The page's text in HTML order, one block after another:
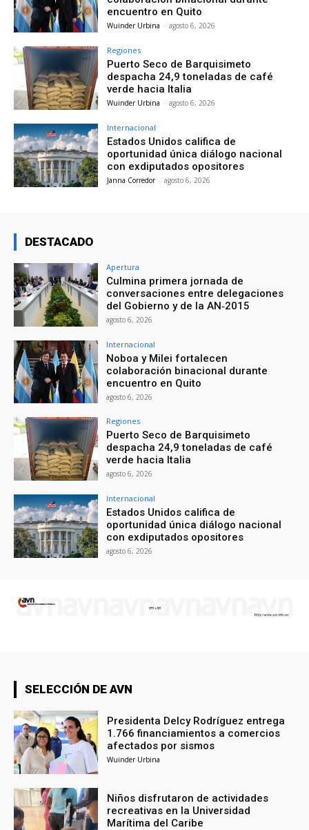
encuentro en Quito
Wuinder Urbina - agosto 6, 2026
Regiones
Puerto Seco de Barquisimeto
despacha 24,9 toneladas de café
verde hacia Italia
Wuinder Urbina - agosto 6, 2026
Internacional
Estados Unidos califica de
oportunidad única diálogo nacional
con exdiputados opositores
Janna Corredor - agosto 6, 2026
DESTACADO
Apertura
Culmina primera jornada de
conversaciones entre delegaciones
del Gobierno y de la AN‑2015
agosto 6, 2026
Internacional
Noboa y Milei fortalecen
colaboración binacional durante
encuentro en Quito
agosto 6, 2026
Regiones
Puerto Seco de Barquisimeto
despacha 24,9 toneladas de café
verde hacia Italia
agosto 6, 2026
Internacional
Estados Unidos califica de
oportunidad única diálogo nacional
con exdiputados opositores
agosto 6, 2026
SELECCIÓN DE AVN
Presidenta Delcy Rodríguez entrega
1.766 financiamientos a comercios
afectados por sismos
Wuinder Urbina
Niños disfrutaron de actividades
recreativas en la Universidad
Marítima del Caribe